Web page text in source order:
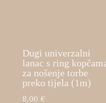
Dugi univerzalni
lanac s ring
za nošenje torbe
preko tijela (1m)
8,00 €